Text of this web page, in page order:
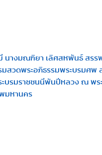
นางมณฑิยา เลิศสหพันธ์ สรร
มสวดพระอภิธรรมพระบรมศพ
ะบรมราชชนนีพันปีหลวง ณ พ
มหานคร